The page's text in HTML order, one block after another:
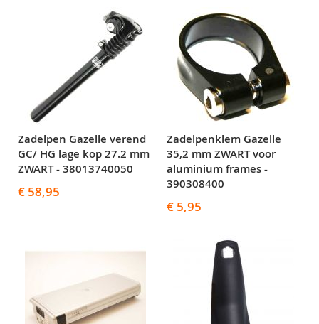
Zadelpen Gazelle verend
GC/ HG lage kop 27.2 mm
ZWART - 38013740050
€ 58,95
Zadelpenklem Gazelle
35,2 mm ZWART voor
aluminium frames -
390308400
€ 5,95